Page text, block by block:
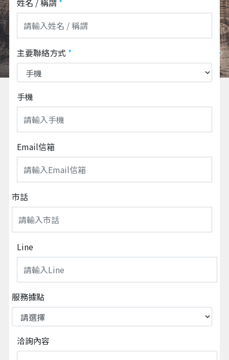
姓名 / 稱謂 *
主要聯絡方式 *
手機
Email信箱
市話
Line
服務據點
洽詢內容